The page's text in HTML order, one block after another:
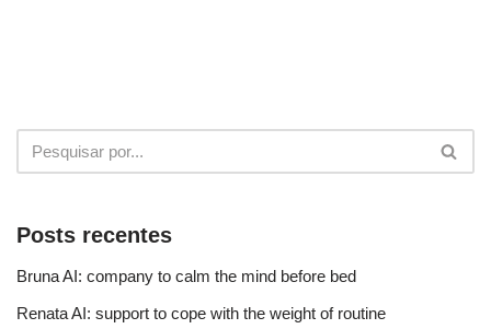
Posts recentes
Bruna AI: company to calm the mind before bed
Renata AI: support to cope with the weight of routine